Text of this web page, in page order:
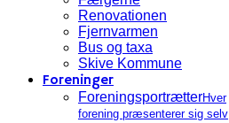
Renovationen
Fjernvarmen
Bus og taxa
Skive Kommune
Foreninger
ForeningsportrætterHver
forening præsenterer sig selv